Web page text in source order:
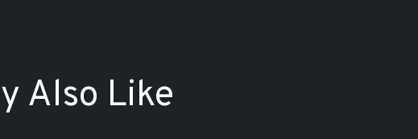
Also Like